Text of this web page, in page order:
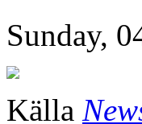
Sunday,
Källa